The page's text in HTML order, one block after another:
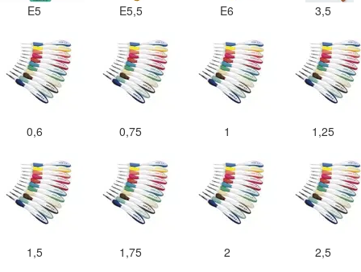
E5 E5,5 E6 3,5
0,6 0,75 1 1,25
1,5 1,75 2 2,5